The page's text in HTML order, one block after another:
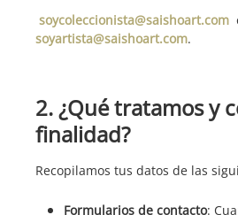
soycoleccionista@saishoart.com
soyartista@saishoart.com.
2. ¿Qué tratamos y
finalidad?
Recopilamos tus datos de las
Formularios de contacto: